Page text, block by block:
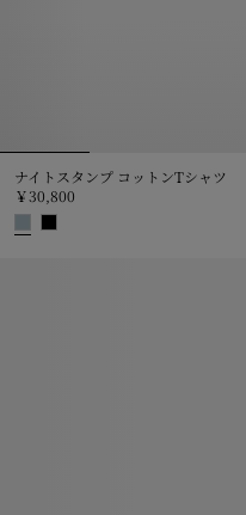
ナイトスタンプ コットンTシャツ
￥30,800